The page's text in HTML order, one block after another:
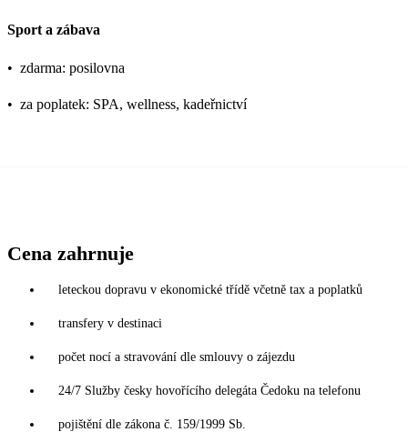
Sport a zábava
• zdarma: posilovna
• za poplatek: SPA, wellness, kadeřnictví
Cena zahrnuje
leteckou dopravu v ekonomické třídě včetně tax a poplatků
transfery v destinaci
počet nocí a stravování dle smlouvy o zájezdu
24/7 Služby česky hovořícího delegáta Čedoku na telefonu
pojištění dle zákona č. 159/1999 Sb.